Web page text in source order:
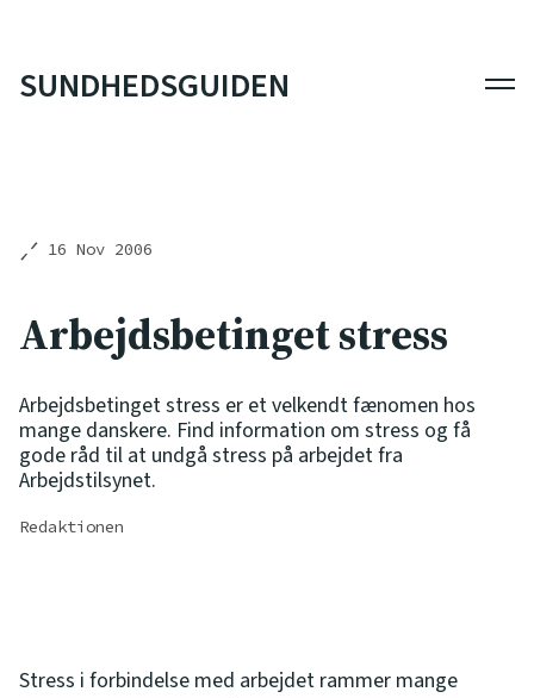
SUNDHEDSGUIDEN
16 Nov 2006
Arbejdsbetinget stress
Arbejdsbetinget stress er et velkendt fænomen hos
mange danskere. Find information om stress og få
gode råd til at undgå stress på arbejdet fra
Arbejdstilsynet.
Redaktionen
Stress i forbindelse med arbejdet rammer mange